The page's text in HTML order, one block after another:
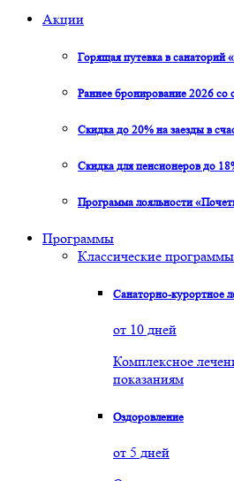
Акции
Горящая путевка в санаторий
Раннее бронирование 2026 со
Скидка до 20% на заезды в
Скидка для пенсионеров до
Программа лояльности
Программы
Классические программы
Санаторно-курортное
от 10 дней
Комплексное
показаниям
Оздоровление
от 5 дней